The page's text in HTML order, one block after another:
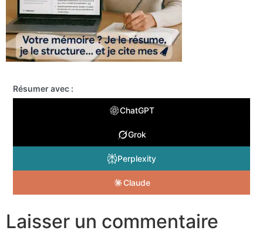
Résumer avec :
ChatGPT
Grok
Perplexity
Claude
Laisser un commentaire